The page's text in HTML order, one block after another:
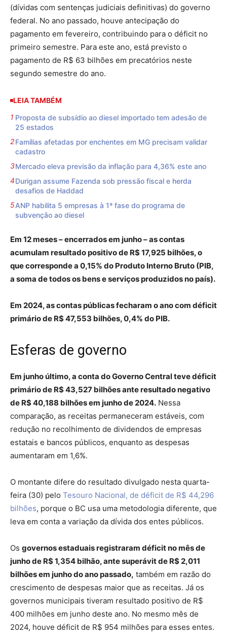
(dívidas com sentenças judiciais definitivas) do governo
federal. No ano passado, houve antecipação do
pagamento em fevereiro, contribuindo para o déficit no
primeiro semestre. Para este ano, está previsto o
pagamento de R$ 63 bilhões em precatórios neste
segundo semestre do ano.
LEIA TAMBÉM
Proposta de subsídio ao diesel importado tem adesão de
25 estados
Famílias afetadas por enchentes em MG precisam validar
cadastro
Mercado eleva previsão da inflação para 4,36% este ano
Durigan assume Fazenda sob pressão fiscal e herda
desafios de Haddad
ANP habilita 5 empresas à 1ª fase do programa de
subvenção ao diesel
Em 12 meses – encerrados em junho – as contas
acumulam resultado positivo de R$ 17,925 bilhões, o
que corresponde a 0,15% do Produto Interno Bruto (PIB,
a soma de todos os bens e serviços produzidos no país).
Em 2024, as contas públicas fecharam o ano com déficit
primário de R$ 47,553 bilhões, 0,4% do PIB.
Esferas de governo
Em junho último, a conta do Governo Central teve déficit
primário de R$ 43,527 bilhões ante resultado negativo
de R$ 40,188 bilhões em junho de 2024. Nessa
comparação, as receitas permaneceram estáveis, com
redução no recolhimento de dividendos de empresas
estatais e bancos públicos, enquanto as despesas
aumentaram em 1,6%.
O montante difere do resultado divulgado nesta quarta-
feira (30) pelo Tesouro Nacional, de déficit de R$ 44,296
bilhões, porque o BC usa uma metodologia diferente, que
leva em conta a variação da dívida dos entes públicos.
Os governos estaduais registraram déficit no mês de
junho de R$ 1,354 bilhão, ante superávit de R$ 2,011
bilhões em junho do ano passado, também em razão do
crescimento de despesas maior que as receitas. Já os
governos municipais tiveram resultado positivo de R$
400 milhões em junho deste ano. No mesmo mês de
2024, houve déficit de R$ 954 milhões para esses entes.